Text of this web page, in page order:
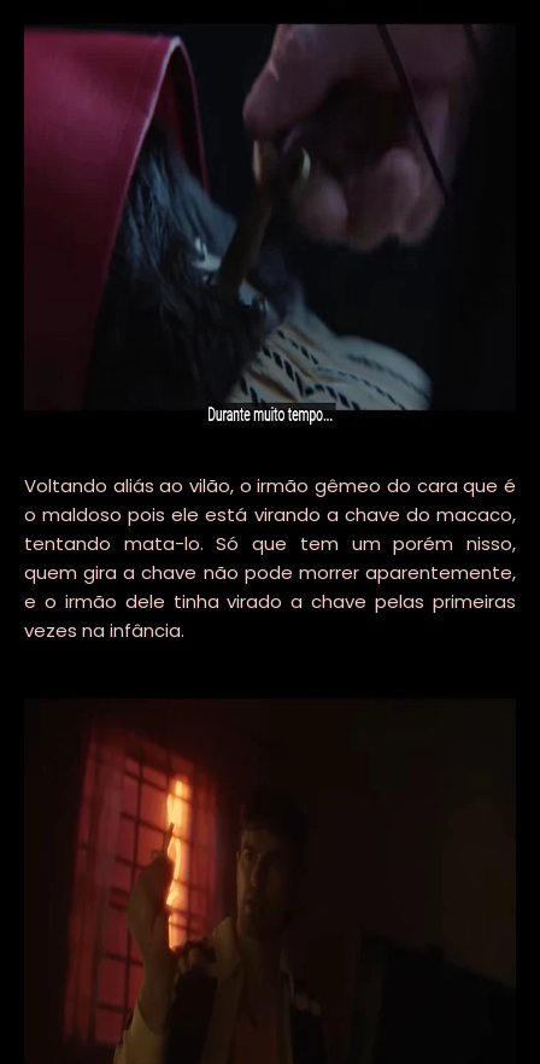
Voltando aliás ao vilão, o irmão gêmeo do cara que é
o maldoso pois ele está virando a chave do macaco,
tentando mata-lo. Só que tem um porém nisso,
quem gira a chave não pode morrer aparentemente,
e o irmão dele tinha virado a chave pelas primeiras
vezes na infância.